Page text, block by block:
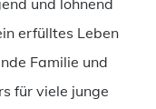
erfülltes Leben
Familie und
für viele junge